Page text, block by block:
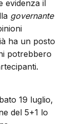
evidenza il
governante
ha un posto
potrebbero
19 luglio,
del 5+1 lo